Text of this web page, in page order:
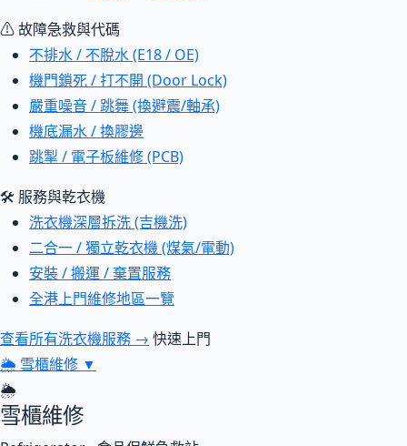
⚠ 故障急救與代碼
不排水 / 不脫水 (E18 / OE)
機門鎖死 / 打不開 (Door Lock)
嚴重噪音 / 跳舞 (換避震/軸承)
機底漏水 / 換膠邊
跳掣 / 電子板維修 (PCB)
🛠 服務與乾衣機
洗衣機深層拆洗 (吉機洗)
二合一 / 獨立乾衣機 (煤氣/電動)
安裝 / 搬運 / 棄置服務
全港上門維修地區一覽
查看所有洗衣機服務 → 快速上門
🌦 雪櫃維修 ▼
🌦
雪櫃維修